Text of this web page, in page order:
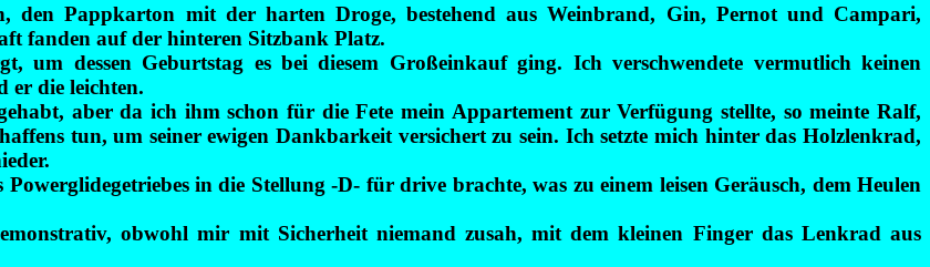
den Pappkarton mit der harten Droge, bestehend aus Weinbrand, Gin, Pernot und Campari,
fanden auf der hinteren Sitzbank Platz.
um dessen Geburtstag es bei diesem Großeinkauf ging. Ich verschwendete vermutlich keinen
er die leichten.
aber da ich ihm schon für die Fete mein Appartement zur Verfügung stellte, so meinte Ralf,
tun, um seiner ewigen Dankbarkeit versichert zu sein. Ich setzte mich hinter das Holzlenkrad,
in die Stellung -D- für drive brachte, was zu einem leisen Geräusch, dem Heulen
obwohl mir mit Sicherheit niemand zusah, mit dem kleinen Finger das Lenkrad aus